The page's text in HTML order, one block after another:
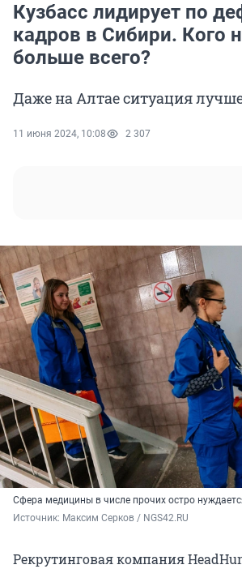
Кузбасс лидирует по
кадров в Сибири. Кого
больше всего?
Даже на Алтае ситуация
11 июня 2024, 10:08 2 307
Сфера медицины в числе прочих остро
Источник: Максим Серков / NGS42.RU
Рекрутинговая компания